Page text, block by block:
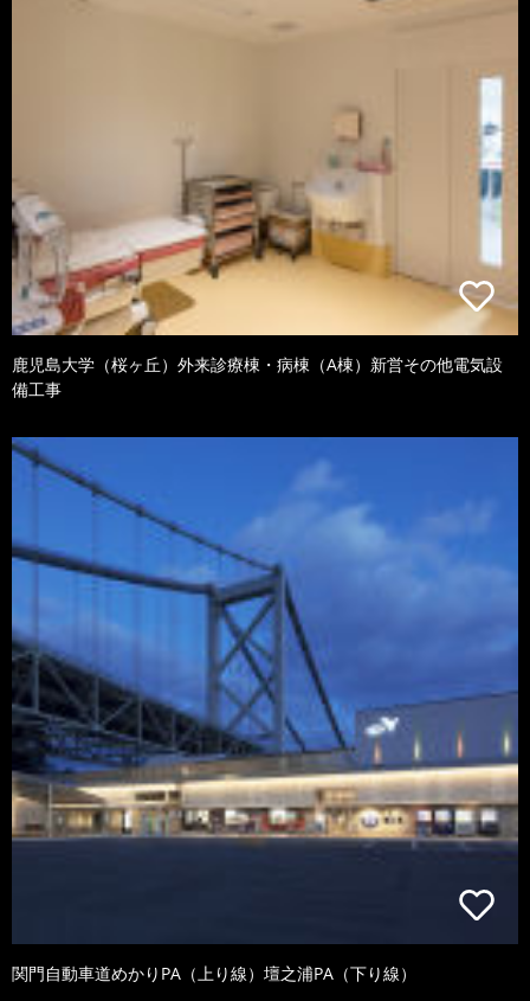
鹿児島大学（桜ヶ丘）外来診療棟・病棟（A棟）新営その他電気設
備工事
関門自動車道めかりPA（上り線）壇之浦PA（下り線）